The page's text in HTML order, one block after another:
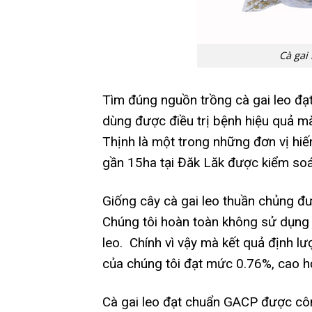
Cà
Tìm đúng nguồn trồng cà gai leo
dùng được điều trị bệnh hiệu quả
Thịnh là một trong những đơn vị
gần 15ha tại Đăk Lăk được kiểm
Giống cây cà gai leo thuần chủng
Chúng tôi hoàn toàn không sử
leo. Chính vì vậy mà kết quả định
của chúng tôi đạt mức 0.76%, cao
Cà gai leo đạt chuẩn GACP được